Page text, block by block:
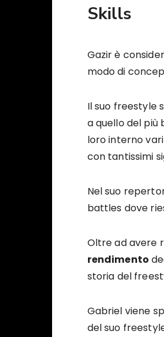
Skills
Gazir è
modo di
Il suo freestyle
a quello del più
loro interno vari
con tantissimi
Nel suo
battles dove
Oltre ad avere
rendimento
storia del
Gabriel viene
del suo